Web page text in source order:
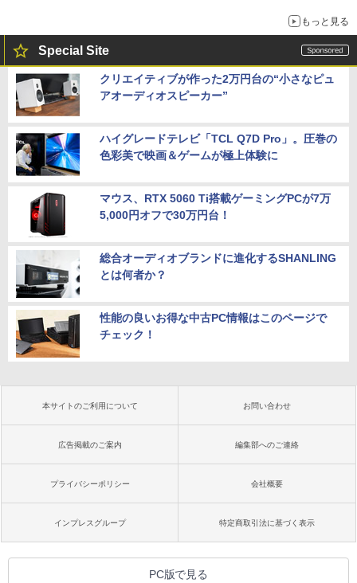
もっと見る
Special Site
クリエイティブが作った2万円台の“小さなピュ
アオーディオスピーカー”
ハイグレードテレビ「TCL Q7D Pro」。圧巻の
色彩美で映画＆ゲームが極上体験に
マウス、RTX 5060 Ti搭載ゲーミングPCが7万
5,000円オフで30万円台！
総合オーディオブランドに進化するSHANLING
とは何者か？
性能の良いお得な中古PC情報はこのページで
チェック！
本サイトのご利用について お問い合わせ
広告掲載のご案内 編集部へのご連絡
プライバシーポリシー 会社概要
インプレスグループ 特定商取引法に基づく表示
PC版で見る